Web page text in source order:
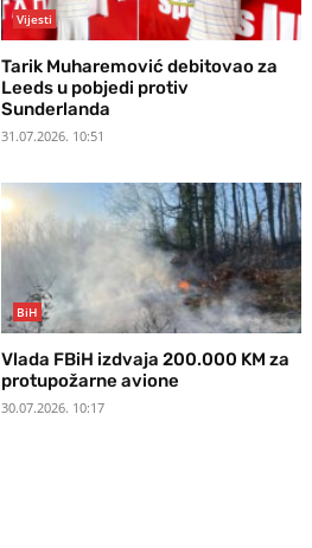
Vijesti
Tarik Muharemović debitovao za
Leeds u pobjedi protiv
Sunderlanda
31.07.2026. 10:51
BiH
Vlada FBiH izdvaja 200.000 KM za
protupožarne avione
30.07.2026. 10:17